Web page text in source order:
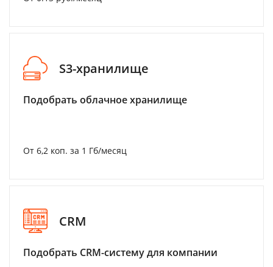
S3-хранилище
Подобрать облачное хранилище
От 6,2 коп. за 1 Гб/месяц
CRM
Подобрать CRM-систему для компании